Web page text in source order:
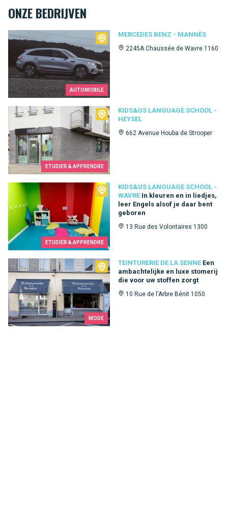
ONZE BEDRIJVEN
AUTOMOBILE
MERCEDES BENZ - MANNÈS
2245A Chaussée de Wavre 1160
Mercedes Benz - Mannès
ETUDIER & APPRENDRE
KIDS&US LANGUAGE SCHOOL -
HEYSEL
662 Avenue Houba de Strooper
Kids&Us language school - Heysel
ETUDIER & APPRENDRE
KIDS&US LANGUAGE SCHOOL -
WAVRE In kleuren en in liedjes,
leer Engels alsof je daar bent
geboren
13 Rue des Volontaires 1300
Kids&Us language school - Wavre
MODE
TEINTURERIE DE LA SENNE Een
ambachtelijke en luxe stomerij
die voor uw stoffen zorgt
10 Rue de l'Arbre Bénit 1050
Teinturerie de la Senne